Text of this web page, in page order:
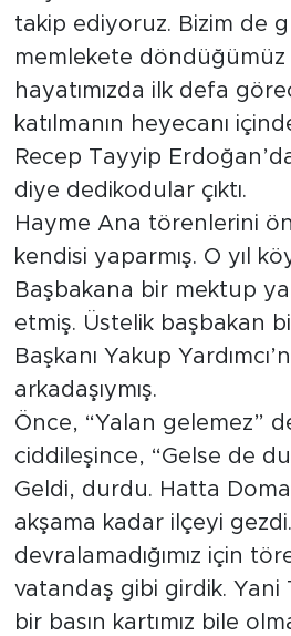
takip ediyoruz. Bizim de
memlekete döndüğümüz
hayatımızda ilk defa
katılmanın heyecanı
Recep Tayyip
diye dedikodular çıktı.
Hayme Ana törenlerini
kendisi yaparmış. O yıl
Başbakana bir mektup
etmiş. Üstelik başbakan
Başkanı Yakup
arkadaşıymış.
Önce, “Yalan gelemez”
ciddileşince, “Gelse de
Geldi, durdu. Hatta
akşama kadar ilçeyi
devralamadığımız için
vatandaş gibi girdik. Yani
bir basın kartımız bile